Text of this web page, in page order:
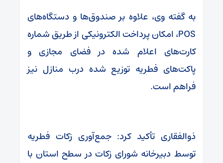
به گفته وی، علاوه بر صندوق‌ها و دستگاه‌های
POS، امکان پرداخت الکترونیکی از طریق شماره
کارت‌های اعلام شده در فضای مجازی و
پاکت‌های فطریه توزیع شده درب منازل نیز
فراهم است.
ذوالفقاری تأکید کرد: جمع‌آوری زکات فطریه
توسط دبیرخانه شورای زکات در سطح استان با